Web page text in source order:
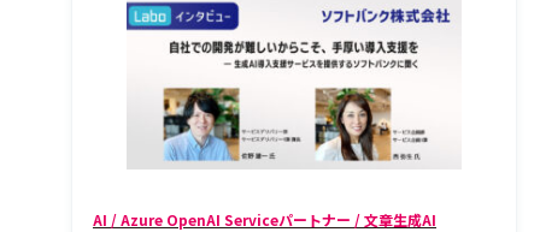
AI / Azure OpenAI Serviceパートナー / 文章生成AI